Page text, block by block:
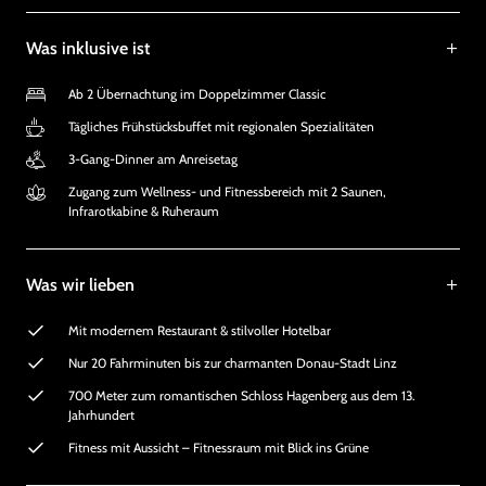
Was inklusive ist
Ab 2 Übernachtung im Doppelzimmer Classic
Tägliches Frühstücksbuffet mit regionalen Spezialitäten
3-Gang-Dinner am Anreisetag
Zugang zum Wellness- und Fitnessbereich mit 2 Saunen,
Infrarotkabine & Ruheraum
Was wir lieben
Mit modernem Restaurant & stilvoller Hotelbar
Nur 20 Fahrminuten bis zur charmanten Donau-Stadt Linz
700 Meter zum romantischen Schloss Hagenberg aus dem 13.
Jahrhundert
Fitness mit Aussicht – Fitnessraum mit Blick ins Grüne